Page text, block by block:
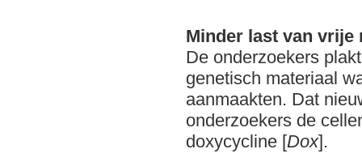
Minder last van vrije
De onderzoekers
genetisch materiaal
aanmaakten. Dat
onderzoekers de
doxycycline [Dox].